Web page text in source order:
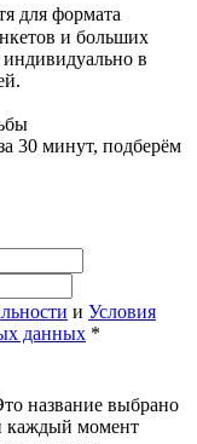
для формата
и больших
индивидуально в
30 минут, подберём
и Условия
данных *
название выбрано
каждый момент